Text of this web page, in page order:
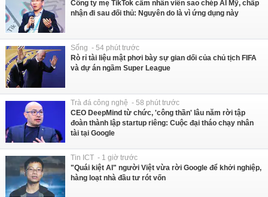
Công ty mẹ TikTok cấm nhân viên sao chép AI Mỹ, chấp
nhận đi sau đối thủ: Nguyên do là vì ứng dụng này
Sống - 54 phút trước
Rò rỉ tài liệu mật phơi bày sự gian dối của chủ tịch FIFA
và dự án ngầm Super League
Trà đá công nghệ - 58 phút trước
CEO DeepMind từ chức, 'công thần' lâu năm rời tập
đoàn thành lập startup riêng: Cuộc đại tháo chạy nhân
tài tại Google
Tin ICT - 1 giờ trước
"Quái kiệt AI" người Việt vừa rời Google để khởi nghiệp,
hàng loạt nhà đầu tư rót vốn